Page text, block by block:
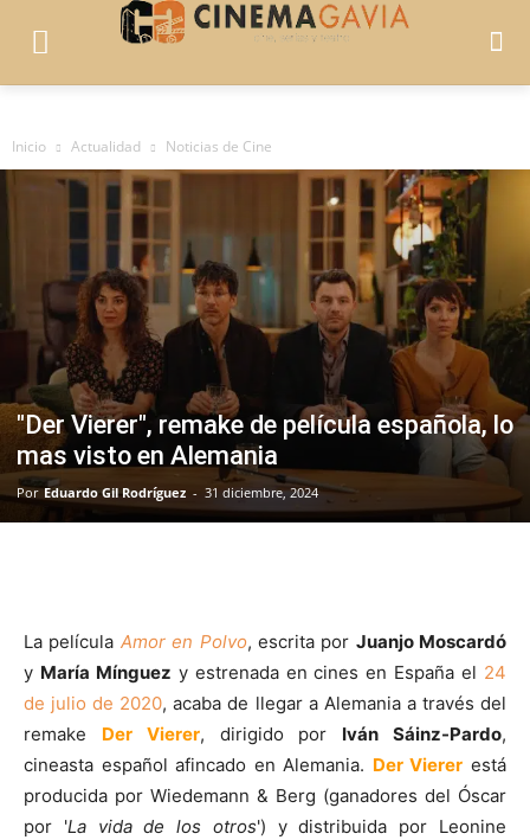
Inicio Actualidad Noticias de Cine
"Der Vierer", remake de película española, lo
mas visto en Alemania
Por Eduardo Gil Rodríguez - 31 diciembre, 2024
La película Amor en Polvo, escrita por Juanjo Moscardó
y María Mínguez y estrenada en cines en España el 24
de julio de 2020, acaba de llegar a Alemania a través del
remake Der Vierer, dirigido por Iván Sáinz-Pardo,
cineasta español afincado en Alemania. Der Vierer está
producida por Wiedemann & Berg (ganadores del Óscar
por 'La vida de los otros') y distribuida por Leonine